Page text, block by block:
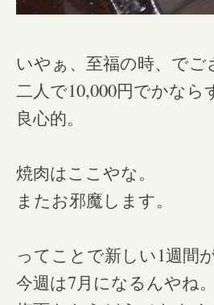
いやぁ、至福の時、でご
二人で10,000円でかなら
良心的。
焼肉はここやな。
またお邪魔します。
ってことで新しい 1週間
今週は7月になるんやね。